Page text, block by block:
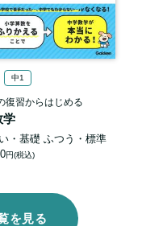
中1
復習からはじめる
学
・基礎 ふつう・標準
円(税込)
を見る